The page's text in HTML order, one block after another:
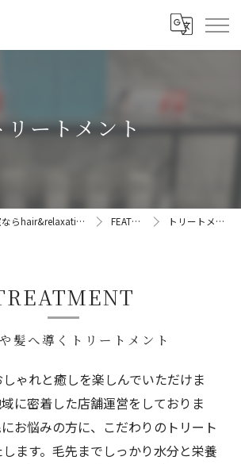
リートメント
北九州市の美容室ならhair&relaxation CREA FEATURE トリートメント
髪へ導くトリートメント
ゃれと癒しを楽しんでいただけま
に密着した店舗運営をしておりま
お悩みの方に、こだわりのトリート
ます。毛先までしっかり水分と栄養